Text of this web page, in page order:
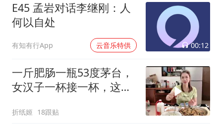
E45 孟岩对话李继刚：人
何以自处
有知有行App 云音乐特供 00:12
一斤肥肠一瓶53度茅台，
女汉子一杯接一杯，这酒
折纸姬 18跟贴